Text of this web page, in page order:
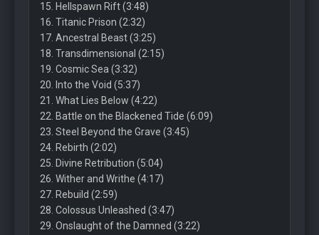
15. Hellspawn Rift (3:48)
16. Titanic Prison (2:32)
17. Ancestral Beast (3:25)
18. Transdimensional (2:15)
19. Cosmic Sea (3:32)
20. Into the Void (5:37)
21. What Lies Below (4:22)
22. Battle on the Blackened Tide (6:09)
23. Steel Beyond the Grave (3:45)
24. Rebirth (2:02)
25. Divine Retribution (5:04)
26. Wither and Writhe (4:17)
27. Rebuild (2:59)
28. Colossus Unleashed (3:47)
29. Onslaught of the Damned (3:22)